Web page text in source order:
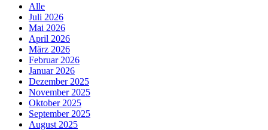
Alle
Juli 2026
Mai 2026
April 2026
März 2026
Februar 2026
Januar 2026
Dezember 2025
November 2025
Oktober 2025
September 2025
August 2025